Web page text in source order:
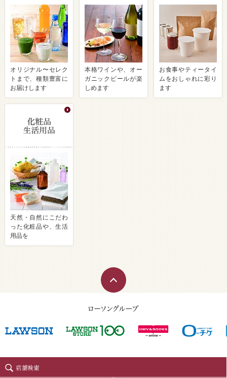
オリジナル〜セレク
トまで、種類豊富に
お届けします
本格ワインや、オー
ガニックビールが楽
しめます
お食事やティータイ
ムをおしゃれに彩り
ます
天然・自然にこだわ
った化粧品や、生活
用品を